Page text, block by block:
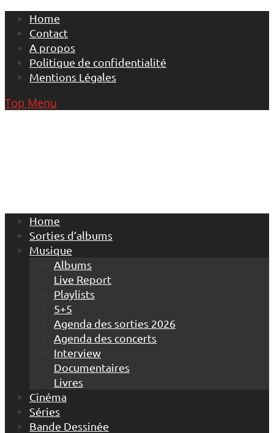
Skip
content
Home
Contact
A propos
Politique de confidentialité
Mentions Légales
Top Menu
Home
Sorties d’albums
Musique
Albums
Live Report
Playlists
5+5
Agenda des sorties 2026
Agenda des concerts
Interview
Documentaires
Livres
Cinéma
Séries
Bande Dessinée